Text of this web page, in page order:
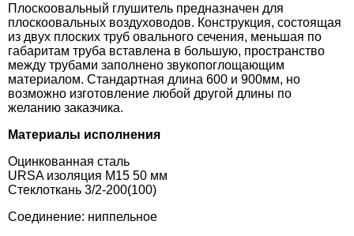
Плоскоовальный глушитель предназначен для
плоскоовальных воздуховодов. Конструкция, состоящая
из двух плоских труб овального сечения, меньшая по
габаритам труба вставлена в большую, пространство
между трубами заполнено звукопоглощающим
материалом. Стандартная длина 600 и 900мм, но
возможно изготовление любой другой длины по
желанию заказчика.
Материалы исполнения
Оцинкованная сталь
URSA изоляция М15 50 мм
Стеклоткань 3/2-200(100)
Соединение: ниппельное